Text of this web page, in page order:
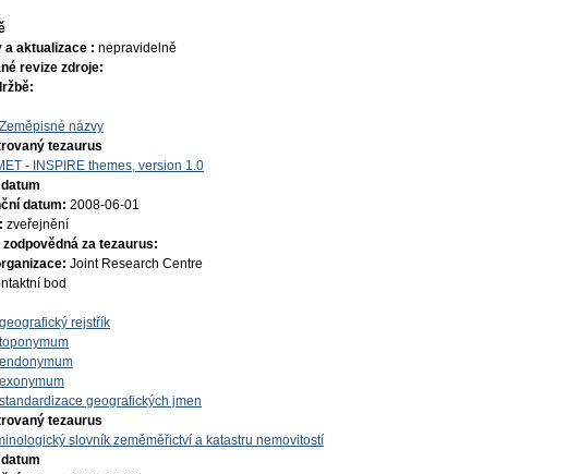
a aktualizace : nepravidelně
revize zdroje:
Zeměpisné názvy
tezaurus
- INSPIRE themes, version 1.0
datum: 2008-06-01
zveřejnění
za tezaurus:
Joint Research Centre
bod
geografický rejstřík
toponymum
endonymum
exonymum
standardizace geografických jmen
tezaurus
slovník zeměměřictví a katastru nemovitostí